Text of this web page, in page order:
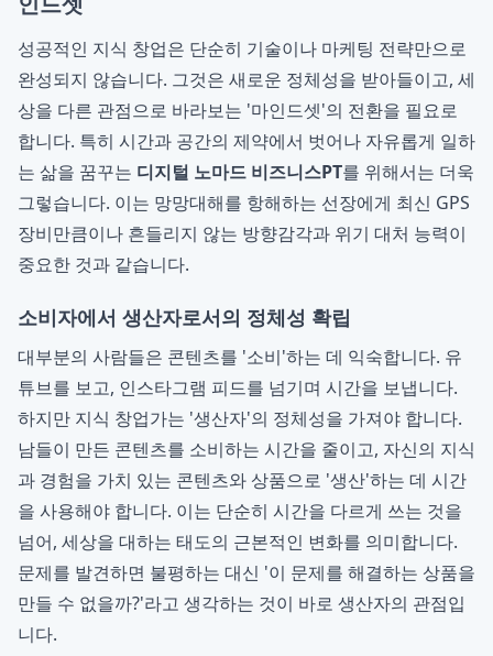
성공적인 지식 창업은 단순히 기술이나 마케팅 전략만으로
완성되지 않습니다. 그것은 새로운 정체성을 받아들이고, 세
상을 다른 관점으로 바라보는 '마인드셋'의 전환을 필요로
합니다. 특히 시간과 공간의 제약에서 벗어나 자유롭게 일하
는 삶을 꿈꾸는 디지털 노마드 비즈니스PT를 위해서는 더욱
그렇습니다. 이는 망망대해를 항해하는 선장에게 최신 GPS
장비만큼이나 흔들리지 않는 방향감각과 위기 대처 능력이
중요한 것과 같습니다.
소비자에서 생산자로서의 정체성 확립
대부분의 사람들은 콘텐츠를 '소비'하는 데 익숙합니다. 유
튜브를 보고, 인스타그램 피드를 넘기며 시간을 보냅니다.
하지만 지식 창업가는 '생산자'의 정체성을 가져야 합니다.
남들이 만든 콘텐츠를 소비하는 시간을 줄이고, 자신의 지식
과 경험을 가치 있는 콘텐츠와 상품으로 '생산'하는 데 시간
을 사용해야 합니다. 이는 단순히 시간을 다르게 쓰는 것을
넘어, 세상을 대하는 태도의 근본적인 변화를 의미합니다.
문제를 발견하면 불평하는 대신 '이 문제를 해결하는 상품을
만들 수 없을까?'라고 생각하는 것이 바로 생산자의 관점입
니다.